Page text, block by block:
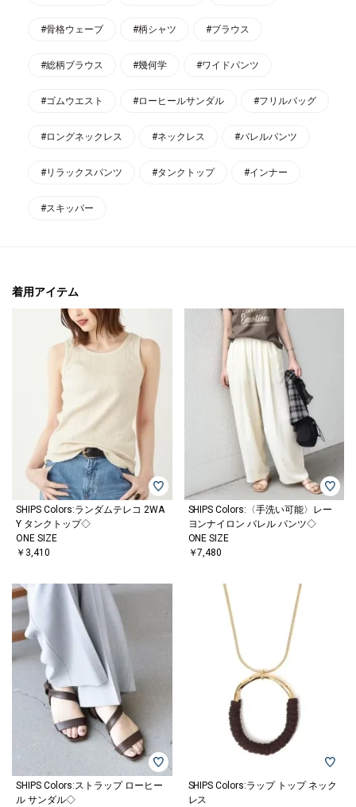
#骨格ウェーブ #柄シャツ #ブラウス
#総柄ブラウス #幾何学 #ワイドパンツ
#ゴムウエスト #ローヒールサンダル #フリルバッグ
#ロングネックレス #ネックレス #バレルパンツ
#リラックスパンツ #タンクトップ #インナー
#スキッパー
着用アイテム
SHIPS Colors:ランダムテレコ 2WA
Y タンクトップ◇
ONE SIZE
￥3,410
SHIPS Colors:〈手洗い可能〉レー
ヨンナイロン バレル パンツ◇
ONE SIZE
￥7,480
SHIPS Colors:ストラップ ローヒー
ル サンダル◇
SHIPS Colors:ラップ トップ ネック
レス